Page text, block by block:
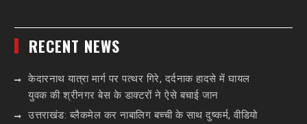
RECENT NEWS
केदारनाथ यात्रा मार्ग पर पत्थर गिरे, दर्दनाक हादसे में घायल
युवक की श्रीनगर बेस के डाक्टरों ने ऐसे बचाई जान
उत्तराखंड: ब्लैकमेल कर नाबालिग बच्ची के साथ दुष्कर्म, वीडियो